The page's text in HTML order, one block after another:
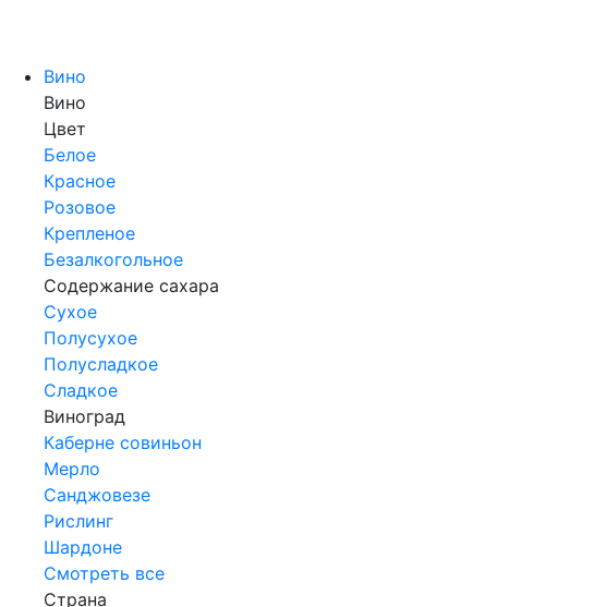
Вино
Вино
Цвет
Белое
Красное
Розовое
Крепленое
Безалкогольное
Содержание сахара
Сухое
Полусухое
Полусладкое
Сладкое
Виноград
Каберне совиньон
Мерло
Санджовезе
Рислинг
Шардоне
Смотреть все
Страна